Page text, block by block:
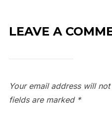
LEAVE A
Your email address will
fields are marked *